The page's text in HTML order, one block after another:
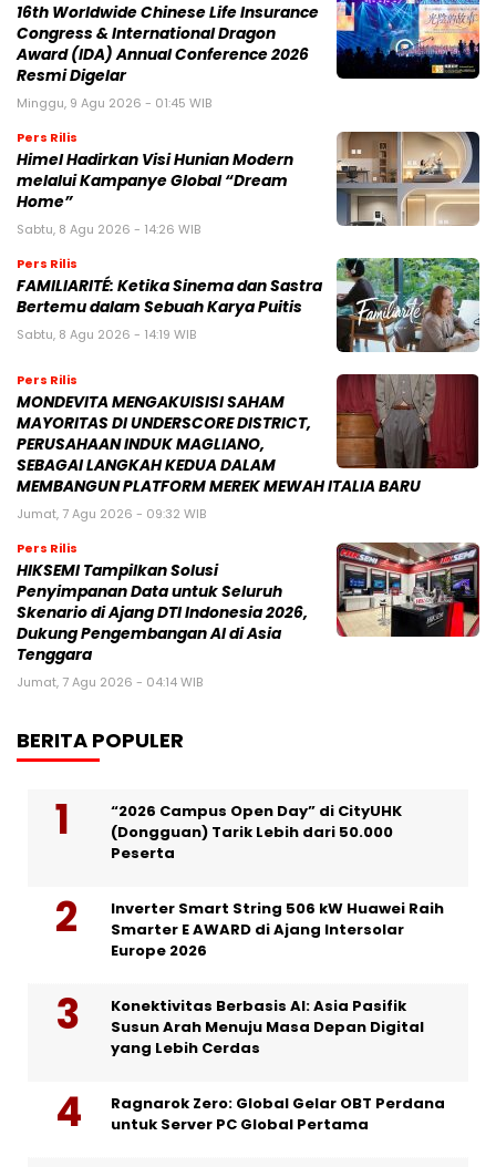
16th Worldwide Chinese Life Insurance
Congress & International Dragon
Award (IDA) Annual Conference 2026
Resmi Digelar
Minggu, 9 Agu 2026 - 01:45 WIB
Pers Rilis
Himel Hadirkan Visi Hunian Modern
melalui Kampanye Global “Dream
Home”
Sabtu, 8 Agu 2026 - 14:26 WIB
Pers Rilis
FAMILIARITÉ: Ketika Sinema dan Sastra
Bertemu dalam Sebuah Karya Puitis
Sabtu, 8 Agu 2026 - 14:19 WIB
Pers Rilis
MONDEVITA MENGAKUISISI SAHAM
MAYORITAS DI UNDERSCORE DISTRICT,
PERUSAHAAN INDUK MAGLIANO,
SEBAGAI LANGKAH KEDUA DALAM
MEMBANGUN PLATFORM MEREK MEWAH ITALIA BARU
Jumat, 7 Agu 2026 - 09:32 WIB
Pers Rilis
HIKSEMI Tampilkan Solusi
Penyimpanan Data untuk Seluruh
Skenario di Ajang DTI Indonesia 2026,
Dukung Pengembangan AI di Asia
Tenggara
Jumat, 7 Agu 2026 - 04:14 WIB
BERITA POPULER
“2026 Campus Open Day” di CityUHK
(Dongguan) Tarik Lebih dari 50.000
Peserta
Inverter Smart String 506 kW Huawei Raih
Smarter E AWARD di Ajang Intersolar
Europe 2026
Konektivitas Berbasis AI: Asia Pasifik
Susun Arah Menuju Masa Depan Digital
yang Lebih Cerdas
Ragnarok Zero: Global Gelar OBT Perdana
untuk Server PC Global Pertama